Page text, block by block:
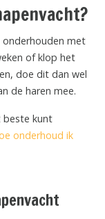
onderhouden met
of klop het
doe dit dan wel
de haren mee.
beste kunt
onderhoud ik